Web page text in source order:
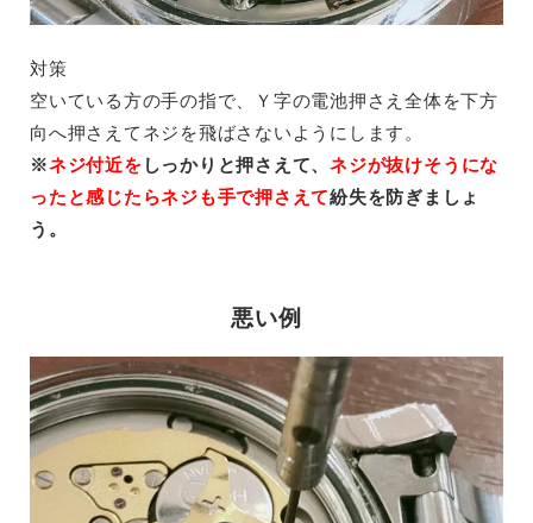
対策
空いている方の手の指で、Ｙ字の電池押さえ全体を下方
向へ押さえてネジを飛ばさないようにします。
※ネジ付近を しっかりと押さえて、ネジが抜けそうにな
ったと感じたらネジも手で押さえて紛失を防ぎましょ
う。
悪い例